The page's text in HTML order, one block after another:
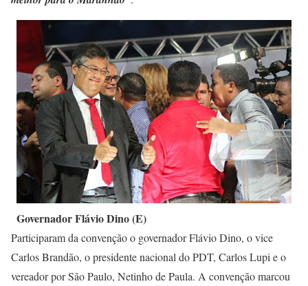
Governador Flávio Dino (E)
Participaram da convenção o governador Flávio Dino, o vice
Carlos Brandão, o presidente nacional do PDT, Carlos Lupi e o
vereador por São Paulo, Netinho de Paula. A convenção marcou